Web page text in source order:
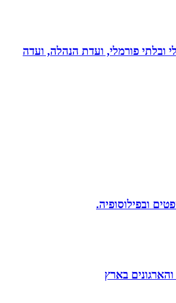
ובלתי פורמלי, ועדת הנהלה, ועדה
בארץ